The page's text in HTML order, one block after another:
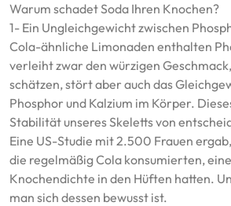
Warum schadet Soda Ihren Knochen?
1- Ein Ungleichgewicht zwischen
Cola-ähnliche Limonaden enthalten
verleiht zwar den würzigen
schätzen, stört aber auch das
Phosphor und Kalzium im Körper.
Stabilität unseres Skeletts von
Eine US-Studie mit 2.500 Frauen
die regelmäßig Cola konsumierten,
Knochendichte in den Hüften hatten.
man sich dessen bewusst ist.